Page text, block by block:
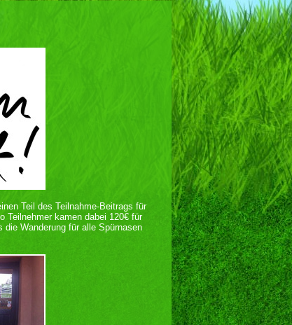
Teil des Teilnahme-Beitrags für
Teilnehmer kamen dabei 120€ für
Wanderung für alle Spürnasen